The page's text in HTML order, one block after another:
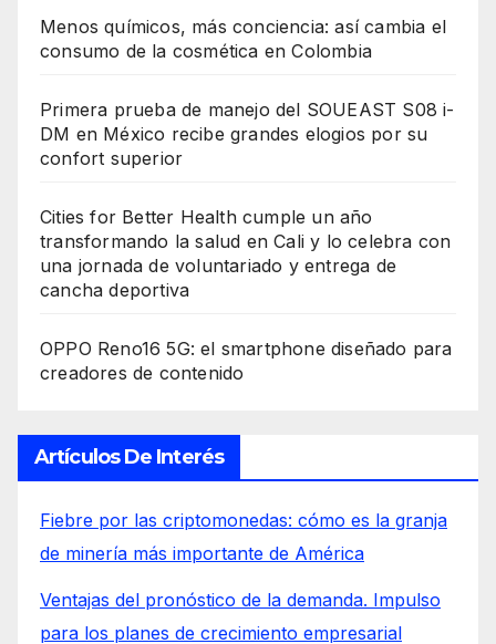
Menos químicos, más conciencia: así cambia el
consumo de la cosmética en Colombia
Primera prueba de manejo del SOUEAST S08 i-
DM en México recibe grandes elogios por su
confort superior
Cities for Better Health cumple un año
transformando la salud en Cali y lo celebra con
una jornada de voluntariado y entrega de
cancha deportiva
OPPO Reno16 5G: el smartphone diseñado para
creadores de contenido
Artículos De Interés
Fiebre por las criptomonedas: cómo es la granja
de minería más importante de América
Ventajas del pronóstico de la demanda. Impulso
para los planes de crecimiento empresarial